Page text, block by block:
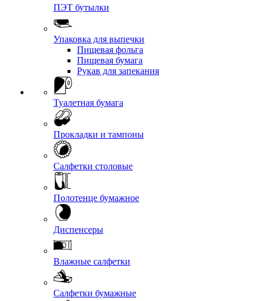
ПЭТ бутылки
Упаковка для выпечки
Пищевая фольга
Пищевая бумага
Рукав для запекания
Туалетная бумага
Прокладки и тампоны
Салфетки столовые
Полотенце бумажное
Диспенсеры
Влажные салфетки
Салфетки бумажные